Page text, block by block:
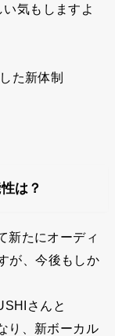
気もしますよ
た新体制
は？
新たにオーディ
が、今後もしか
さんと
り、新ボーカル